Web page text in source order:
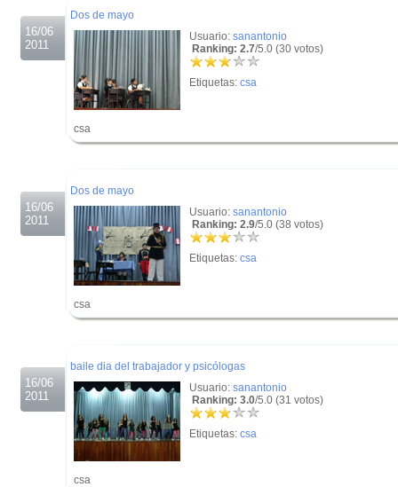
16/06
2011
Dos de mayo
Usuario: sanantonio
Ranking: 2.7/5.0 (30 votos)
Etiquetas: csa
csa
16/06
2011
Dos de mayo
Usuario: sanantonio
Ranking: 2.9/5.0 (38 votos)
Etiquetas: csa
csa
16/06
2011
baile dia del trabajador y psicólogas
Usuario: sanantonio
Ranking: 3.0/5.0 (31 votos)
Etiquetas: csa
csa